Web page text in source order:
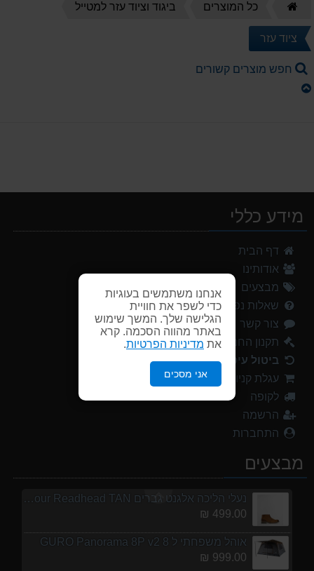
אנחנו משתמשים בעוגיות
כדי לשפר את חוויית
הגלישה שלך. המשך שימוש
באתר מהווה הסכמה. קרא
את מדיניות הפרטיות.
אני מסכים
כל המוצרים ביגוד וציוד עזר למטייל
ציוד עזר
חפש מוצרים קשורים
מידע כללי
דף הבית
אודותינו
מבצעים
שאלות נפוצות
צור קשר
תקנון החנות
ביטול עיסקה
עגלת קניות
לקופה
הרשמה
התחברות
מבצעים
499.00 ₪
אוהל משפחתי ל 8 GURO Panorama 8P v2
999.00 ₪
449.00 ₪
מנשא לתינוק לטיולים OSPERY POCO LT
1,299.00 ₪
699.00 ₪
נעלי הליכה אלגנט גברים Barbour Readhead TAN
499.00 ₪
אוהל משפחתי ל 8 GURO Panorama 8P v2
999.00 ₪